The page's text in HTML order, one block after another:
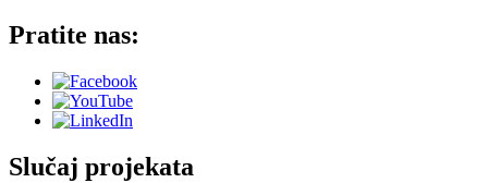
Pratite nas:
Slučaj projekata